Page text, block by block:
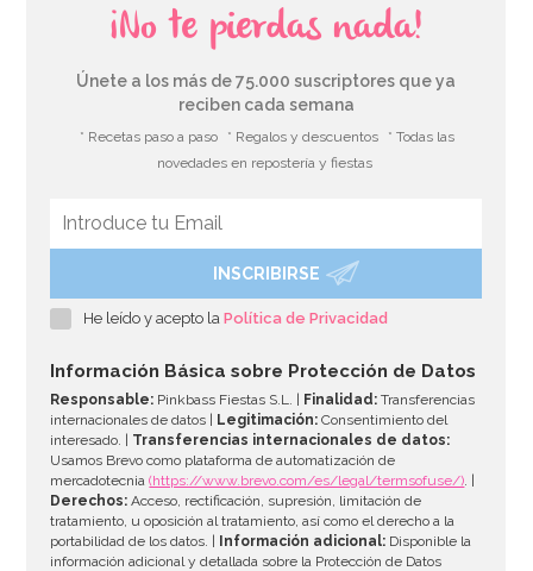
¡No te pierdas nada!
Únete a los más de 75.000 suscriptores que ya
reciben cada semana
* Recetas paso a paso * Regalos y descuentos
* Todas las
novedades en repostería y fiestas
INSCRIBIRSE
He leído y acepto laPolítica de Privacidad
Información Básica sobre Protección de Datos
Responsable: Pinkbass Fiestas S.L. | Finalidad: Transferencias
internacionales de datos | Legitimación: Consentimiento del
interesado. | Transferencias internacionales de datos:
Usamos Brevo como plataforma de automatización de
mercadotecnia(https://www.brevo.com/es/legal/termsofuse/) . |
Derechos: Acceso, rectificación, supresión, limitación de
tratamiento, u oposición al tratamiento, así como el derecho a la
portabilidad de los datos. | Información adicional: Disponible la
información adicional y detallada sobre la Protección de Datos